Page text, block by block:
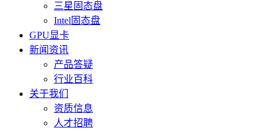
三星固态盘
Intel固态盘
GPU显卡
新闻资讯
产品答疑
行业百科
关于我们
资质信息
人才招聘